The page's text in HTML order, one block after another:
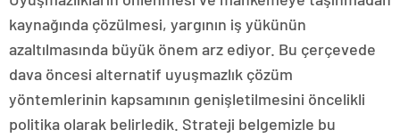
kaynağında çözülmesi, yargının iş yükünün
azaltılmasında büyük önem arz ediyor. Bu çerçevede
dava öncesi alternatif uyuşmazlık çözüm
yöntemlerinin kapsamının genişletilmesini öncelikli
politika olarak belirledik. Strateji belgemizle bu